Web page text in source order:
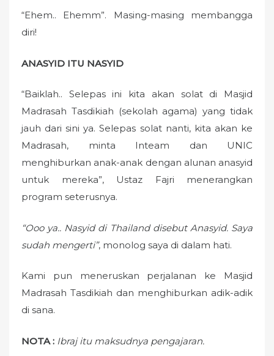
“Ehem.. Ehemm”. Masing-masing membangga
diri!
ANASYID ITU NASYID
“Baiklah.. Selepas ini kita akan solat di Masjid
Madrasah Tasdikiah (sekolah agama) yang tidak
jauh dari sini ya. Selepas solat nanti, kita akan ke
Madrasah, minta Inteam dan UNIC
menghiburkan anak-anak dengan alunan anasyid
untuk mereka”, Ustaz Fajri menerangkan
program seterusnya.
“Ooo ya.. Nasyid di Thailand disebut Anasyid. Saya
sudah mengerti”, monolog saya di dalam hati.
Kami pun meneruskan perjalanan ke Masjid
Madrasah Tasdikiah dan menghiburkan adik-adik
di sana.
NOTA : Ibraj itu maksudnya pengajaran.